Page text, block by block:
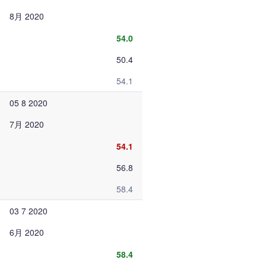
8月 2020
54.0
50.4
54.1
05 8 2020
7月 2020
54.1
56.8
58.4
03 7 2020
6月 2020
58.4